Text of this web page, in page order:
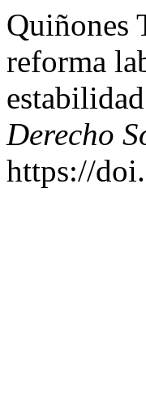
Quiñones
reforma
Derecho
https://